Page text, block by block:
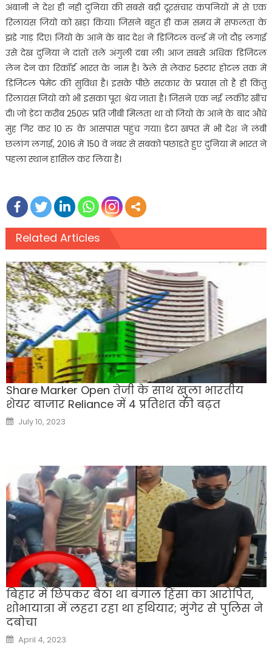
अंबानी ने देश ही नही दुनिया की सबसे बड़ी दूरसंचार कंपनियों में से एक
रिलायंस जियो को खड़ा किया। जिसने बहुत ही कम समय में सफलता के
झंडे गाड़ दिए। जियो के आने के बाद देश ने डिजिटल वर्ल्ड में जो दौड़ लगाई
उसे देख दुनिया ने दांतों तले अंगुली दबा ली। आज सबसे अधिक डिजिटल
लेन देन का रिकॉर्ड भारत के नाम है। ठेले से लेकर 5स्टार होटल तक में
डिजिटल पेमेंट की सुविधा है। इसके पीछे सरकार के प्रयास तो है ही किंतु
रिलायंस जियो को भी इसका पूरा श्रेय जाता है। जिसने एक नई लकीर खींच
दी। जो डेटा करीब 250रु प्रति जीबी मिलता था वो जियो के आने के बाद औंधे
मुंह गिर कर 10 रु के आसपास पहुंच गया। डेटा खपत में भी देश ने लंबी
छलांग लगाई, 2016 में 150 वें नंबर से सबको पछाड़ते हुए दुनिया में भारत ने
पहला स्थान हासिल कर लिया है।
Related Articles
Share Marker Open तेजी के साथ खुला भारतीय
शेयर बाजार Reliance में 4 प्रतिशत की बढ़त
Posted
on
July 10, 2023
बिहार में छिपकर बैठा था बंगाल हिंसा का आरोपित,
शोभायात्रा में लहरा रहा था हथियार; मुंगेर से पुलिस ने
दबोचा
Posted
on
April 4, 2023